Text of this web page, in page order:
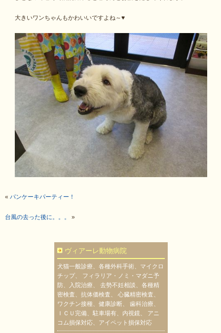
大きいワンちゃんもかわいいですよね～♥
« パンケーキパーティー！
台風の去った後に。。。 »
ヴィアーレ動物病院
犬猫一般診療、各種外科手術、マイクロ
チップ、 フィラリア・ノミ・マダニ予
防、入院治療、 去勢不妊相談、各種精
密検査、抗体価検査、 心臓精密検査、
ワクチン接種、健康診断、 歯科治療、
ＩＣＵ完備、駐車場有、内視鏡、 アニ
コム損保対応、アイペット損保対応